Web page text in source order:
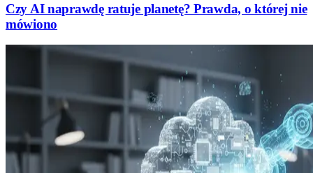
Czy AI naprawdę ratuje planetę? Prawda, o której nie
mówiono